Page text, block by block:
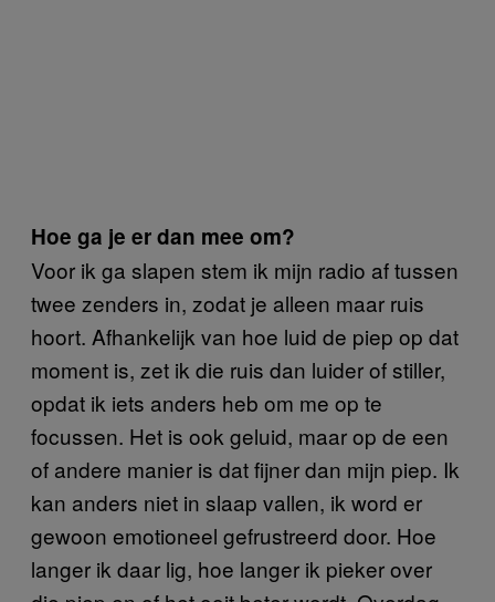
Hoe ga je er dan mee om?
Voor ik ga slapen stem ik mijn radio af tussen
twee zenders in, zodat je alleen maar ruis
hoort. Afhankelijk van hoe luid de piep op dat
moment is, zet ik die ruis dan luider of stiller,
opdat ik iets anders heb om me op te
focussen. Het is ook geluid, maar op de een
of andere manier is dat fijner dan mijn piep. Ik
kan anders niet in slaap vallen, ik word er
gewoon emotioneel gefrustreerd door. Hoe
langer ik daar lig, hoe langer ik pieker over